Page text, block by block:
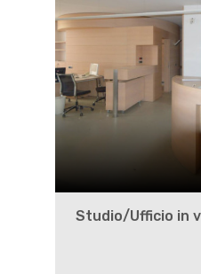
Studio/Ufficio in